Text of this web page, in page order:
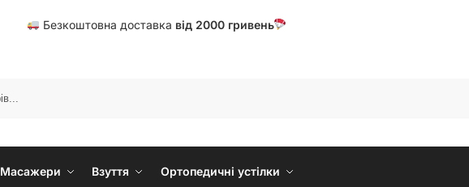
Безкоштовна доставка від 2000 гривень
Масажери Взуття Ортопедичні устілки